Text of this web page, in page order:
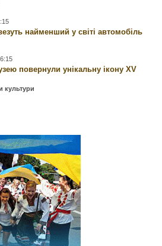
найменший у світі автомобіль
повернули унікальну ікону ХV
культури